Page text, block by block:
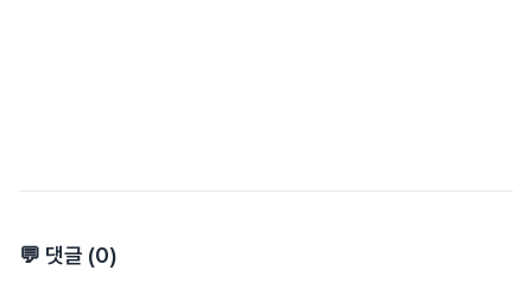
💬 댓글 (0)